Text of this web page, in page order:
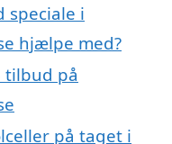
speciale i
hjælpe med?
på
på taget i